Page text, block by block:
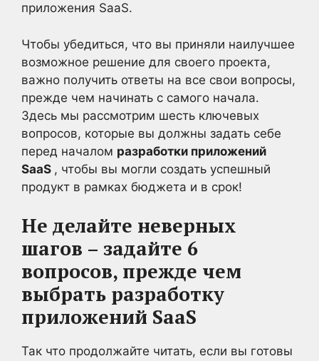
приложения SaaS.
Чтобы убедиться, что вы приняли наилучшее
возможное решение для своего проекта,
важно получить ответы на все свои вопросы,
прежде чем начинать с самого начала.
Здесь мы рассмотрим шесть ключевых
вопросов, которые вы должны задать себе
перед началом разработки приложений
SaaS , чтобы вы могли создать успешный
продукт в рамках бюджета и в срок!
Не делайте неверных
шагов – задайте 6
вопросов, прежде чем
выбрать разработку
приложений SaaS
Так что продолжайте читать, если вы готовы